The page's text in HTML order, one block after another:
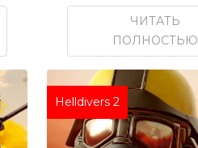
ЧИТАТЬ
ПОЛНОСТЬЮ
Helldivers 2